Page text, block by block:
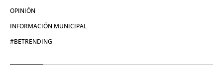
OPINIÓN
INFORMACIÓN MUNICIPAL
#BETRENDING